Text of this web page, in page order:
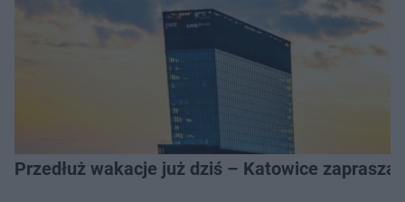
Przedłuż wakacje już dziś – Katowice